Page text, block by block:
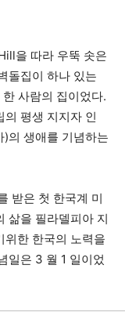
을 따라 우뚝 솟은
돌집이 하나 있는
사람의 집이었다.
평생 지지자 인
의 생애를 기념하는
받은 첫 한국계 미
삶을 필라델피아 지
위한 한국의 노력을
일은 3 월 1 일이었